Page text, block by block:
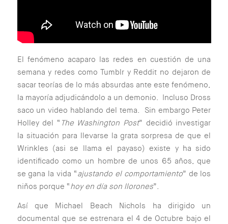
El fenómeno acaparo las redes en cuestión de una
semana y redes como Tumblr y Reddit no dejaron de
sacar teorías de lo más absurdas ante este fenómeno,
la mayoría adjudicándolo a un demonio. Incluso Dross
saco un video hablando del tema. Sin embargo Peter
Holley del “ The Washington Post” decidió investigar
la situación para llevarse la grata sorpresa de que el
Wrinkles (asi se llama el payaso) existe y ha sido
identificado como un hombre de unos 65 años, que
se gana la vida “ajustando el comportamiento” de los
niños porque “hoy en día son llorones”.
Así que Michael Beach Nichols ha dirigido un
documental que se estrenara el 4 de Octubre bajo el